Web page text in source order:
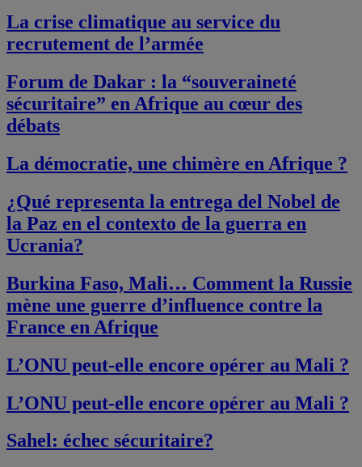
La crise climatique au service du
recrutement de l’armée
Forum de Dakar : la “souveraineté
sécuritaire” en Afrique au cœur des
débats
La démocratie, une chimère en Afrique ?
¿Qué representa la entrega del Nobel de
la Paz en el contexto de la guerra en
Ucrania?
Burkina Faso, Mali… Comment la Russie
mène une guerre d’influence contre la
France en Afrique
L’ONU peut-elle encore opérer au Mali ?
L’ONU peut-elle encore opérer au Mali ?
Sahel: échec sécuritaire?